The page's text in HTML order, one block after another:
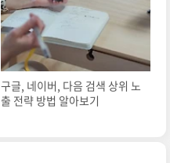
구글, 네이버, 다음 검색 상위 노
출 전략 방법 알아보기